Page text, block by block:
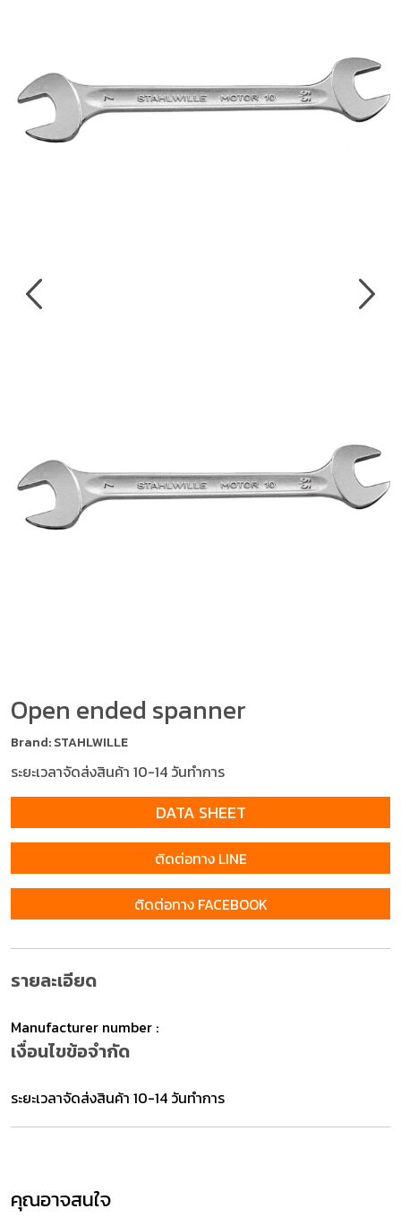
Open ended spanner
Brand: STAHLWILLE
ระยะเวลาจัดส่งสินค้า 10-14 วันทำการ
DATA SHEET
ติดต่อทาง LINE
ติดต่อทาง FACEBOOK
รายละเอียด
Manufacturer number :
เงื่อนไขข้อจำกัด
ระยะเวลาจัดส่งสินค้า 10-14 วันทำการ
คุณอาจสนใจ